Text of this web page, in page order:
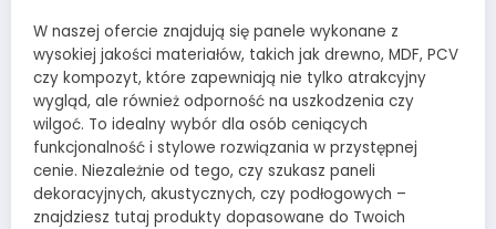
W naszej ofercie znajdują się panele wykonane z
wysokiej jakości materiałów, takich jak drewno, MDF, PCV
czy kompozyt, które zapewniają nie tylko atrakcyjny
wygląd, ale również odporność na uszkodzenia czy
wilgoć. To idealny wybór dla osób ceniących
funkcjonalność i stylowe rozwiązania w przystępnej
cenie. Niezależnie od tego, czy szukasz paneli
dekoracyjnych, akustycznych, czy podłogowych –
znajdziesz tutaj produkty dopasowane do Twoich